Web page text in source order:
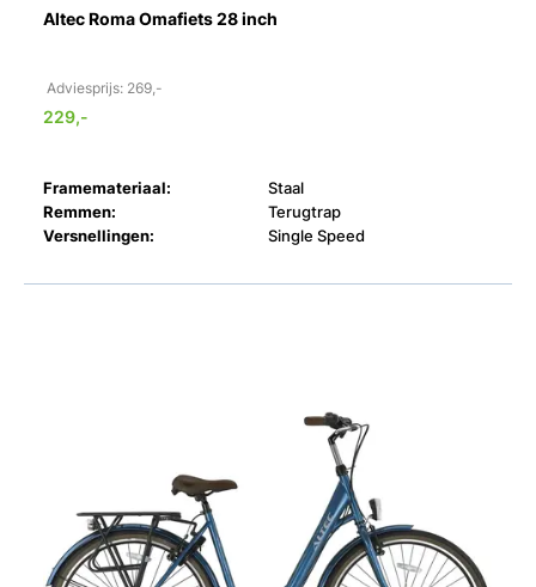
Altec Roma Omafiets 28 inch
Adviesprijs: 269,-
229,-
Framemateriaal:
Staal
Remmen:
Terugtrap
Versnellingen:
Single Speed